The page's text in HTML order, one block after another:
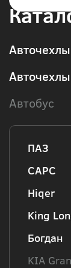
Автобус
ПАЗ
CAPC
Hiqer
King
Богдан
KIA